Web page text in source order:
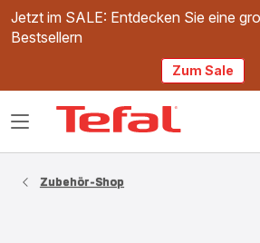
Jetzt im SALE: Entdecken Sie eine
Bestsellern
Zum Sale
Das
Zubehör-Shop